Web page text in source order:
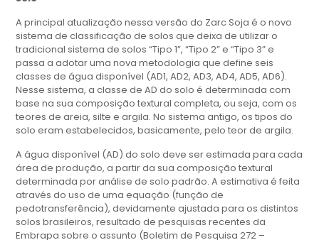
A principal atualização nessa versão do Zarc Soja é o novo
sistema de classificação de solos que deixa de utilizar o
tradicional sistema de solos “Tipo 1”, “Tipo 2” e “Tipo 3” e
passa a adotar uma nova metodologia que define seis
classes de água disponível (AD1, AD2, AD3, AD4, AD5, AD6).
Nesse sistema, a classe de AD do solo é determinada com
base na sua composição textural completa, ou seja, com os
teores de areia, silte e argila. No sistema antigo, os tipos do
solo eram estabelecidos, basicamente, pelo teor de argila.
A água disponível (AD) do solo deve ser estimada para cada
área de produção, a partir da sua composição textural
determinada por análise de solo padrão. A estimativa é feita
através do uso de uma equação (função de
pedotransferência), devidamente ajustada para os distintos
solos brasileiros, resultado de pesquisas recentes da
Embrapa sobre o assunto (Boletim de Pesquisa 272 –